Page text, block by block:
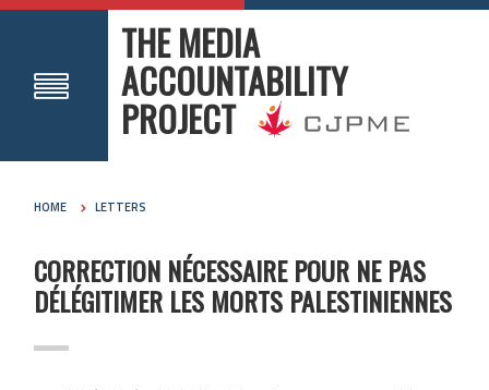
THE MEDIA
ACCOUNTABILITY
PROJECT
HOME LETTERS
CORRECTION NÉCESSAIRE POUR NE PAS
DÉLÉGITIMER LES MORTS PALESTINIENNES